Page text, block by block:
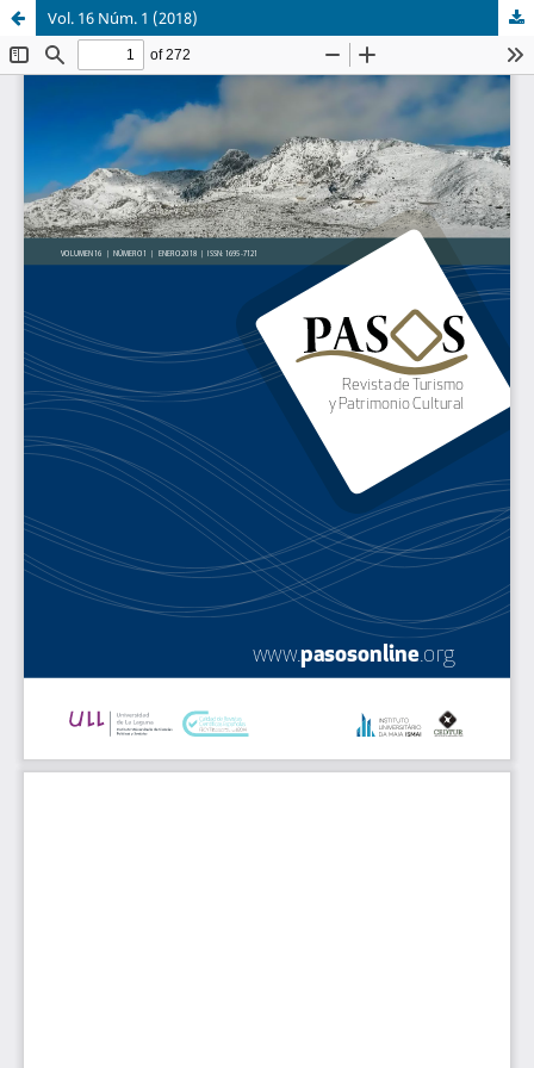
Vol. 16 Núm. 1 (2018)